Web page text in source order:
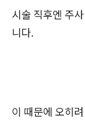
시술 직후엔 주
니다.
이 때문에 오히